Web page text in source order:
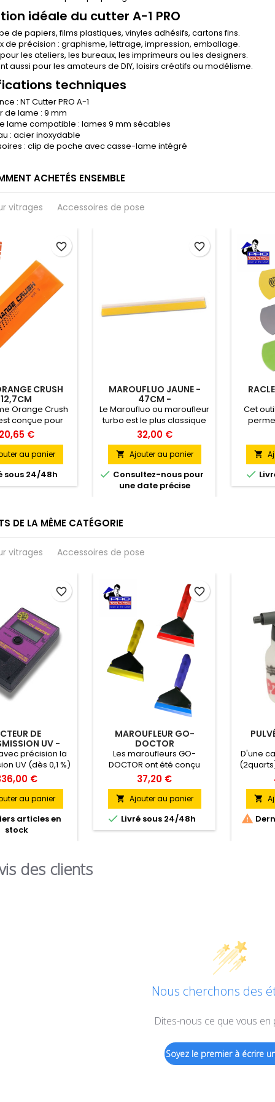
idéale du cutter A-1 PRO
de papiers, films plastiques, vinyles adhésifs, cartons fins.
de précision : graphisme, lettrage, impression, emballage.
les ateliers, les bureaux, les imprimeurs ou les designers.
aussi pour les amateurs de DIY, loisirs créatifs ou modélisme.
techniques
: NT Cutter PRO A-1
de lame : 9 mm
lame compatible : lames 9 mm sécables
: acier inoxydable
: clip de poche avec casse-lame intégré
ACHETÉS ENSEMBLE
vitrages Accessoires de pose
CRUSH
12,7CM
Orange Crush
conçue pour
avec le
Idéal pour
des films
vitrages.
20,65 €
au panier
sous 24/48h
favorite_border
MAROUFLUO JAUNE -
47CM -
Le Maroufluo ou maroufleur
turbo est le plus classique
et polyvalent des
maroufleurs, il peut être
utilisé pour l'application de
films de toutes épaisseurs.
Il est fourni en une lame de
47cm qui est ensuite
longueurs. Par exemple : * 1
sécurité (16...
32,00 €
 Ajouter au panier
 Consultez-nous pour
une date précise
favorite_border
Cet


DE LA MÊME CATÉGORIE
vitrages Accessoires de pose
DE
UV -
EDTMprécision la
UV (dès 0,1 %)
du verre ou du
pour mesurer
l'efficacité anti-
des films.
€
au panier
articles en
stock
favorite_border
MAROUFLEUR GO-
DOCTOR
Les maroufleurs GO-
DOCTOR ont été conçu
pour un meilleur confort
d’utilisation et une efficacité
optimale. Le manche à
structure en « I » permet
une préhension parfaite.
37,20 €
 Ajouter au panier
 Livré sous 24/48h
favorite_border
D'une
est
robuste


des clients
Nous cherchons des
Dites-nous ce que vous en
Soyez le premier à écrire